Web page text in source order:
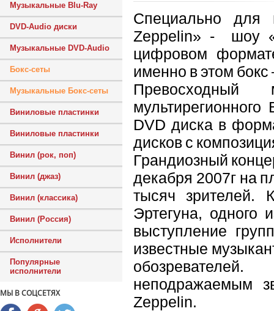
Музыкальные Blu-Ray
DVD-Audio диски
Музыкальные DVD-Audio
Бокс-сеты
Музыкальные Бокс-сеты
Виниловые пластинки
Виниловые пластинки
Винил (рок, поп)
Винил (джаз)
Винил (классика)
Винил (Россия)
Исполнители
Популярные
исполнители
МЫ В СОЦСЕТЯХ
Специально для
Zeppelin» - шоу
цифровом
именно в этом бокс
DVD диска в
дисков с
Грандиозный
декабря 2007г на
тысяч зрителей.
Эртегуна, одного
выступление
известные
неподражаемым
Zeppelin.